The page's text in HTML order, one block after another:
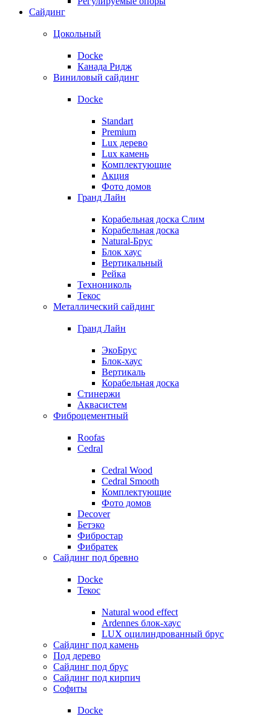
Сайдинг
Цокольный
Docke
Канада Ридж
Виниловый сайдинг
Docke
Standart
Premium
Lux дерево
Lux камень
Комплектующие
Акция
Фото домов
Гранд Лайн
Корабельная доска Слим
Корабельная доска
Natural-Брус
Блок хаус
Вертикальный
Рейка
Технониколь
Текос
Металлический сайдинг
Гранд Лайн
ЭкоБрус
Блок-хаус
Вертикаль
Корабельная доска
Стинержи
Аквасистем
Фиброцементный
Roofas
Cedral
Cedral Wood
Cedral Smooth
Комплектующие
Фото домов
Decover
Бетэко
Фибростар
Фибратек
Сайдинг под бревно
Docke
Текос
Natural wood effect
Ardennes блок-хаус
LUX оцилиндрованный брус
Сайдинг под камень
Под дерево
Сайдинг под брус
Сайдинг под кирпич
Софиты
Docke